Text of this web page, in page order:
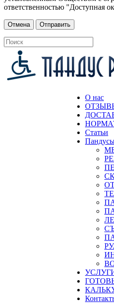
ответственностью "Доступная
О нас
Статьи